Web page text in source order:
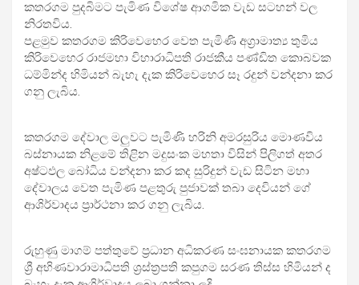
කතරගම පුදබිමට පැමිණ විශේෂ ආගමික වැඩ සටහන් වල
නිරතවිය.
පළමුව කතරගම කිරිවෙහෙර වෙත පැමිණි අග්‍රාමාත්‍ය තුමිය
කිරිවෙහෙර රාජමහා විහාරාධිපති රාජකීය පණ්ඩිත කොබවක
ධම්මින්ද හිමියන් බැහැ දැක කිරිවෙහෙර සෑ රදුන් වන්දනා කර
ගනු ලැබිය.
කතරගම දේවාල මලුවට පැමිණි හරිනි අමරසුරිය මොණවිය
බස්නායක නිළමේ තිළින මදුසංක මහතා විසින් පිලිගත් අතර
අෂ්ටඵල බෝධිය වන්දනා කර කද සුරිදුන් වැඩ සිටින මහා
දේවාලය වෙත පැමිණ පළතුරු පුජාවක් තබා දෙවියන් ගේ
ආශිර්වාදය ප්‍රාර්ථනා කර ගනු ලැබිය.
රුහුණු මාගම් පත්තුවේ ප්‍රධාන අධිකරණ සංඝනායක කතරගම
ශ්‍රී අභිණවාරාමාධිපති ශ්‍රස්ත්‍රපති කපුගම සරණ තිස්ස හිමියන් ද